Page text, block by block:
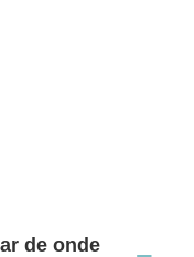
de onde